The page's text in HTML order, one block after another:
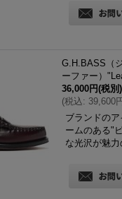
G.H.BASS（
ーファー）
36,000円(税別)
(税込: 39,600
ブランドの
ームのある"
な光沢が魅